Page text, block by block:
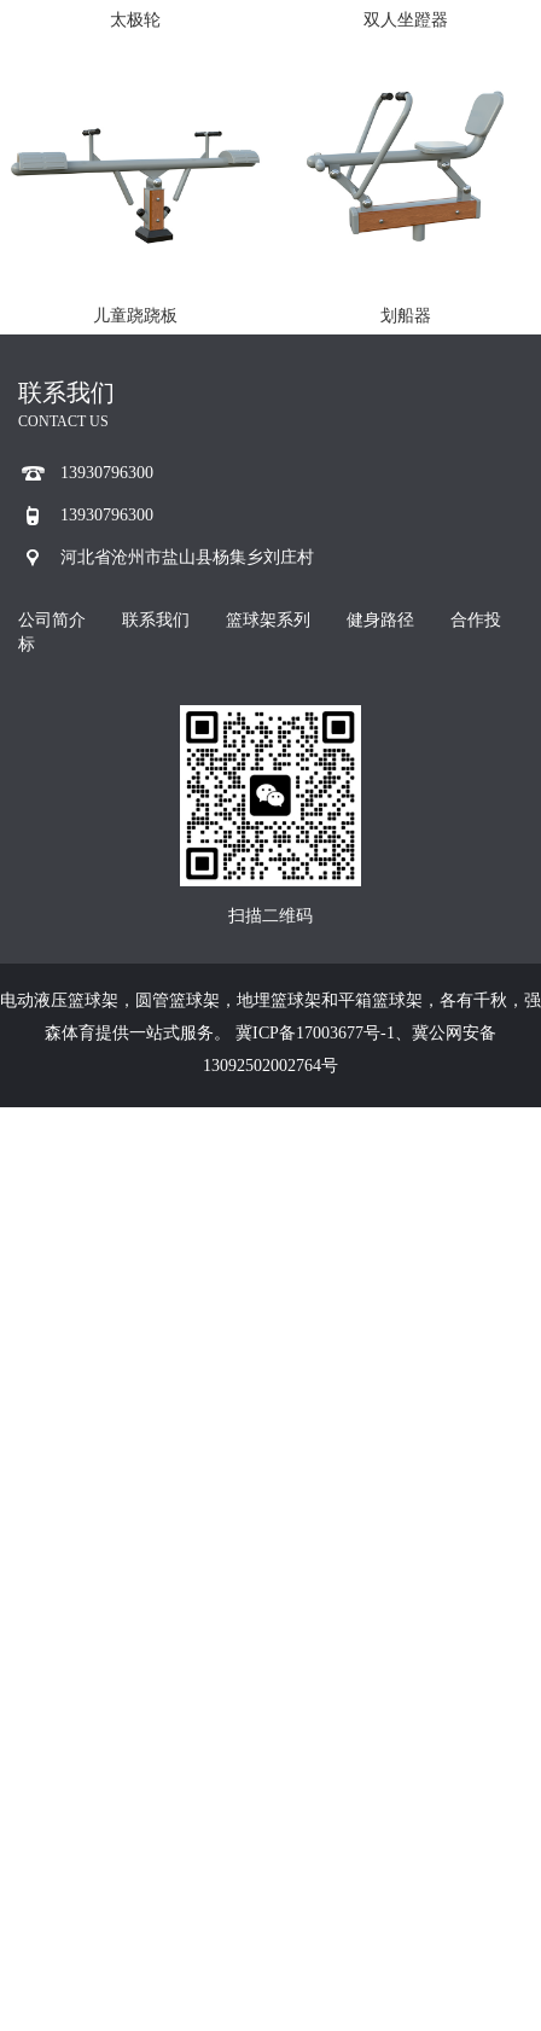
太极轮 双人坐蹬器
儿童跷跷板 划船器
联系我们
CONTACT US
13930796300
13930796300
河北省沧州市盐山县杨集乡刘庄村
公司简介 联系我们 篮球架系列 健身路径
合作投
标
扫描二维码
电动液压篮球架 ， 圆管篮球架 ， 地埋篮球架和平箱篮球架 ，各有千秋，强
森体育提供一站式服务。 冀ICP备17003677号-1
冀公网安备
13092502002764号